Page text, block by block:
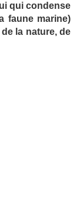
qui condense
faune marine)
la nature, de